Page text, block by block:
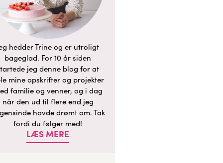
hedder Trine og er utroligt
bageglad. For 10 år siden
jeg denne blog for at
mine opskrifter og projekter
familie og venner, og i dag
når den ud til flere end jeg
havde drømt om. Tak
fordi du følger med!
LÆS MERE